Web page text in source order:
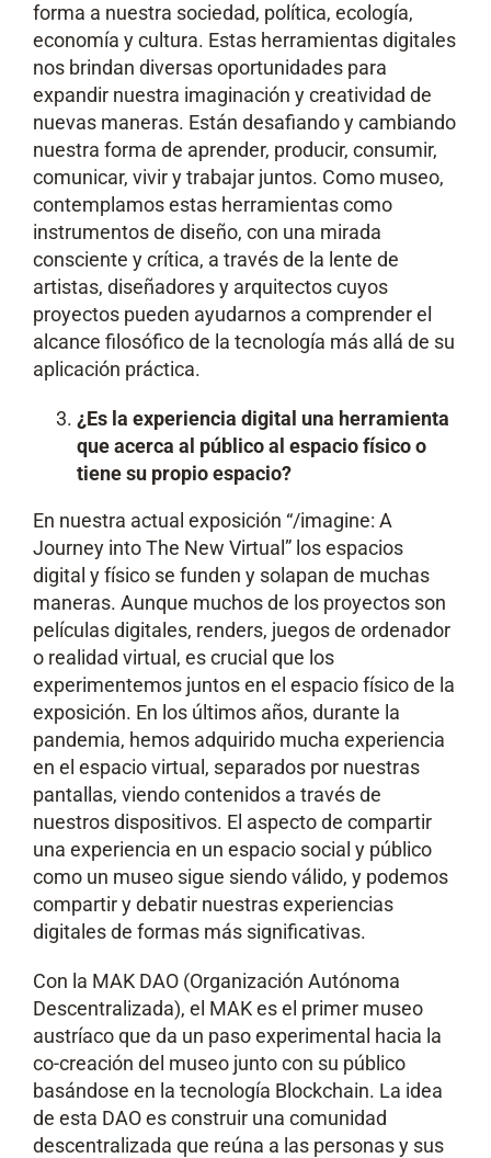
forma a nuestra sociedad, política, ecología,
economía y cultura. Estas herramientas digitales
nos brindan diversas oportunidades para
expandir nuestra imaginación y creatividad de
nuevas maneras. Están desafiando y cambiando
nuestra forma de aprender, producir, consumir,
comunicar, vivir y trabajar juntos. Como museo,
contemplamos estas herramientas como
instrumentos de diseño, con una mirada
consciente y crítica, a través de la lente de
artistas, diseñadores y arquitectos cuyos
proyectos pueden ayudarnos a comprender el
alcance filosófico de la tecnología más allá de su
aplicación práctica.
¿Es la experiencia digital una herramienta
que acerca al público al espacio físico o
tiene su propio espacio?
En nuestra actual exposición “/imagine: A
Journey into The New Virtual” los espacios
digital y físico se funden y solapan de muchas
maneras. Aunque muchos de los proyectos son
películas digitales, renders, juegos de ordenador
o realidad virtual, es crucial que los
experimentemos juntos en el espacio físico de la
exposición. En los últimos años, durante la
pandemia, hemos adquirido mucha experiencia
en el espacio virtual, separados por nuestras
pantallas, viendo contenidos a través de
nuestros dispositivos. El aspecto de compartir
una experiencia en un espacio social y público
como un museo sigue siendo válido, y podemos
compartir y debatir nuestras experiencias
digitales de formas más significativas.
Con la MAK DAO (Organización Autónoma
Descentralizada), el MAK es el primer museo
austríaco que da un paso experimental hacia la
co-creación del museo junto con su público
basándose en la tecnología Blockchain. La idea
de esta DAO es construir una comunidad
descentralizada que reúna a las personas y sus